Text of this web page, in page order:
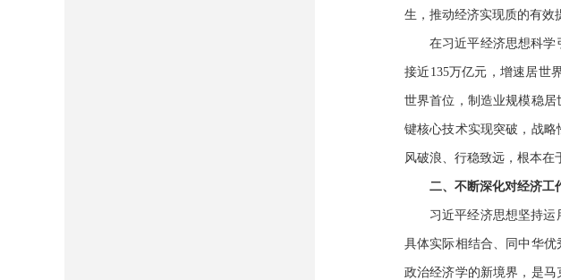
生，推动经济实现质的有效
在习近平经济思想科学
接近135万亿元，增速居世
世界首位，制造业规模稳
键核心技术实现突破，战
风破浪、行稳致远，根本在
二、不断深化对经济工
习近平经济思想坚持
具体实际相结合、同中华
政治经济学的新境界，是